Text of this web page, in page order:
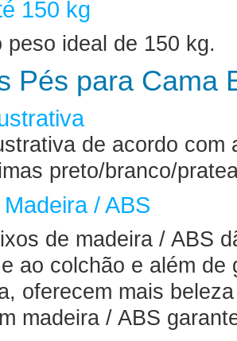
150 kg
peso ideal de 150 kg.
Pés para Cama
de acordo
preto/branco/
/ ABS
de madeira / ABS
ao colchão e além de
oferecem mais
madeira / ABS